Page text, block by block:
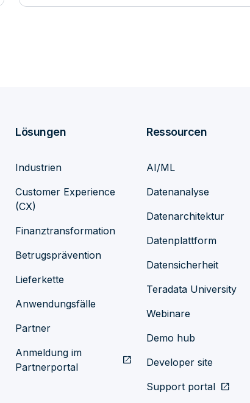
Lösungen
Industrien
Customer Experience
(CX)
Finanztransformation
Betrugsprävention
Lieferkette
Anwendungsfälle
Partner
Anmeldung im
Partnerportal
open_in_new
Ressourcen
AI/ML
Datenanalyse
Datenarchitektur
Datenplattform
Datensicherheit
Teradata University
Webinare
Demo hub
Developer site
Support portal open_in_new